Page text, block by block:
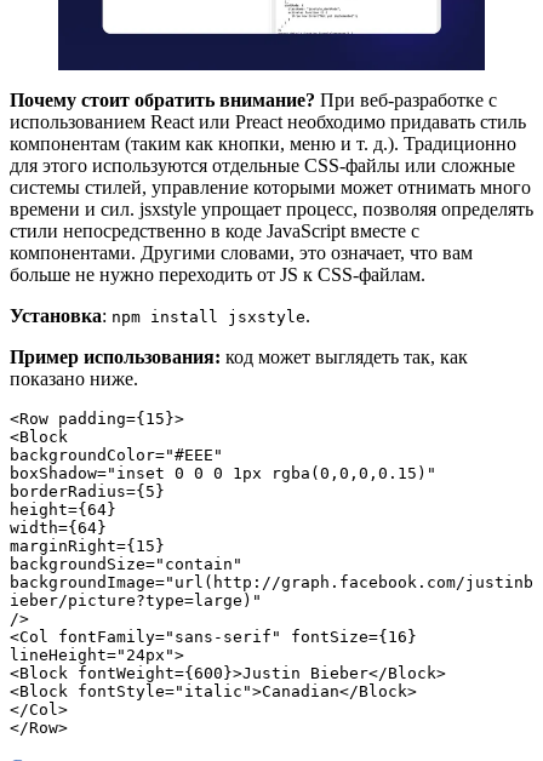
Почему стоит обратить внимание? При веб-разработке с
использованием React или Preact необходимо придавать стиль
компонентам (таким как кнопки, меню и т. д.). Традиционно
для этого используются отдельные CSS-файлы или сложные
системы стилей, управление которыми может отнимать много
времени и сил. jsxstyle упрощает процесс, позволяя определять
стили непосредственно в коде JavaScript вместе с
компонентами. Другими словами, это означает, что вам
больше не нужно переходить от JS к CSS-файлам.
Установка: npm install jsxstyle.
Пример использования: код может выглядеть так, как
показано ниже.
<Row padding={15}>
<Block
backgroundColor="#EEE"
boxShadow="inset 0 0 0 1px rgba(0,0,0,0.15)"
borderRadius={5}
height={64}
width={64}
marginRight={15}
backgroundSize="contain"
backgroundImage="url(http://graph.facebook.com/justinb
ieber/picture?type=large)"
/>
<Col fontFamily="sans-serif" fontSize={16}
lineHeight="24px">
<Block fontWeight={600}>Justin Bieber</Block>
<Block fontStyle="italic">Canadian</Block>
</Col>
</Row>